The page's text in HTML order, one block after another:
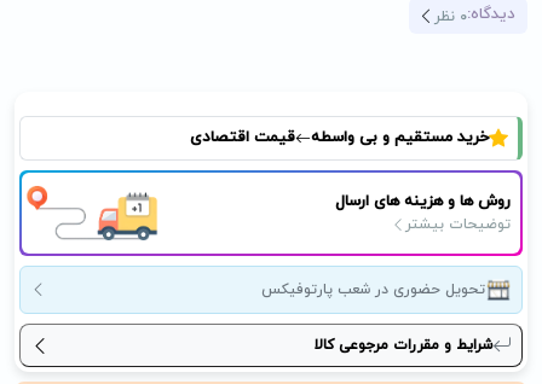
دیدگاه:0 نظر
خرید مستقیم و بی واسطه قیمت اقتصادی
روش ها و هزینه های ارسال
توضیحات بیشتر
تحویل حضوری در شعب پارتوفیکس
شرایط و مقررات مرجوعی کالا